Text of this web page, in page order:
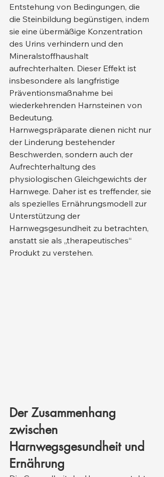
Entstehung von Bedingungen, die
die Steinbildung begünstigen, indem
sie eine übermäßige Konzentration
des Urins verhindern und den
Mineralstoffhaushalt
aufrechterhalten. Dieser Effekt ist
insbesondere als langfristige
Präventionsmaßnahme bei
wiederkehrenden Harnsteinen von
Bedeutung.
Harnwegspräparate dienen nicht nur
der Linderung bestehender
Beschwerden, sondern auch der
Aufrechterhaltung des
physiologischen Gleichgewichts der
Harnwege. Daher ist es treffender, sie
als spezielles Ernährungsmodell zur
Unterstützung der
Harnwegsgesundheit zu betrachten,
anstatt sie als „therapeutisches“
Produkt zu verstehen.
Der Zusammenhang
zwischen
Harnwegsgesundheit und
Ernährung